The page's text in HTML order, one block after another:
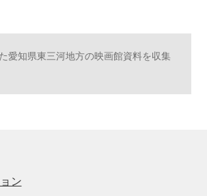
愛知県東三河地方の映画館資料を収集
ン